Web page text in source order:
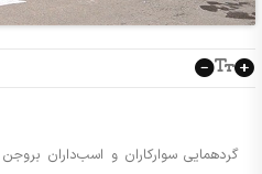
گردهمایی سوارکاران و اسب‌داران